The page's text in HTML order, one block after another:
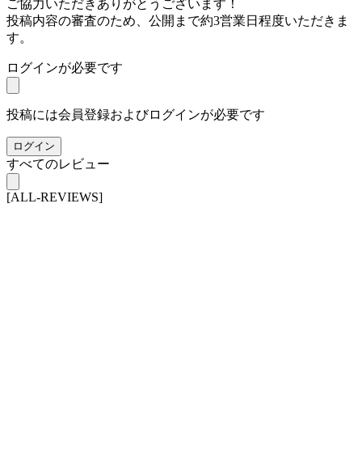
ご協力いただきありがとうございます！
投稿内容の審査のため、公開まで約3営業日程度いただきま
す。
ログインが必要です
投稿には会員登録およびログインが必要です
ログイン
すべてのレビュー
[ALL-REVIEWS]